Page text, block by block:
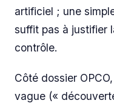
artificiel ; une
suffit pas à justifier
contrôle.
Côté dossier
vague («